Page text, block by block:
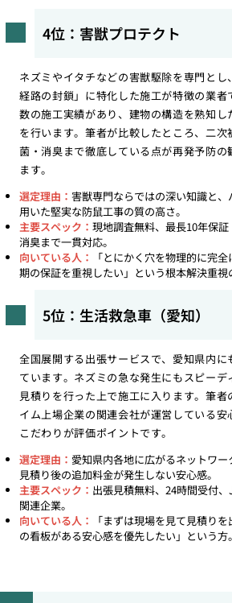
4位：害獣プロテクト
ネズミやイタチなどの害獣駆除を専門とし
経路の封鎖」に特化した施工が特徴の業者
数の施工実績があり、建物の構造を熟知し
を行います。筆者が比較したところ、二
菌・消臭まで徹底している点が再発予防の
ます。
選定理由： 害獣専門ならではの深い知識と
用いた堅実な防鼠工事の質の高さ。
主要スペック： 現地調査無料、最長10年保証
消臭まで一貫対応。
向いている人：
「とにかく穴を物理的に完
期の保証を重視したい」という根本解決重視
5位：生活救急車（愛知）
全国展開する出張サービスで、愛知県内に
ています。ネズミの急な発生にもスピーデ
見積りを行った上で施工に入ります。筆
イム上場企業の関連会社が運営している安
こだわりが評価ポイントです。
選定理由： 愛知県内各地に広がるネットワー
見積り後の追加料金が発生しない安心感。
主要スペック： 出張見積無料、24時間受付、
関連企業。
向いている人：
「まずは現場を見て見積り
の看板がある安心感を優先したい」という方。